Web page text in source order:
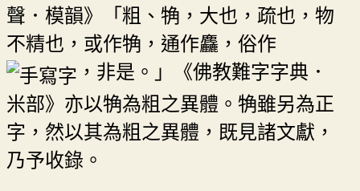
聲．模韻》「粗、觕，大也，疏也，物
不精也，或作觕，通作麤，俗作
，非是。」《佛教難字字典．
米部》亦以觕為粗之異體。觕雖另為正
字，然以其為粗之異體，既見諸文獻，
乃予收錄。